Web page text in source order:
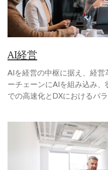
AI経営
AIを経営の中枢に据え、経営
ーチェーンにAIを組み込み
での高速化とDXにおけるパ